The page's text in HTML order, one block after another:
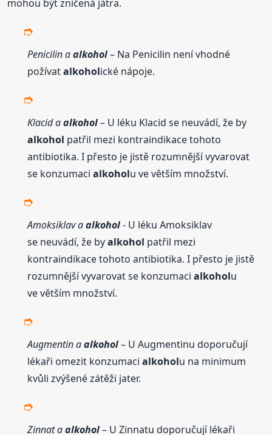
mohou být zničená játra.
Penicilin aalkohol– Na Penicilin není vhodné
požívatalkoholické nápoje.
Klacid aalkohol– U léku Klacid se neuvádí, že by
alkohol patřil mezi kontraindikace tohoto
antibiotika. I přesto je jistě rozumnější vyvarovat
se konzumacialkoholu ve větším množství.
Amoksiklav aalkohol- U léku Amoksiklav
se neuvádí, že byalkohol patřil mezi
kontraindikace tohoto antibiotika. I přesto je jistě
rozumnější vyvarovat se konzumacialkoholu
ve větším množství.
Augmentin aalkohol– U Augmentinu doporučují
lékaři omezit konzumacialkoholu na minimum
kvůli zvýšené zátěži jater.
Zinnat aalkohol– U Zinnatu doporučují lékaři